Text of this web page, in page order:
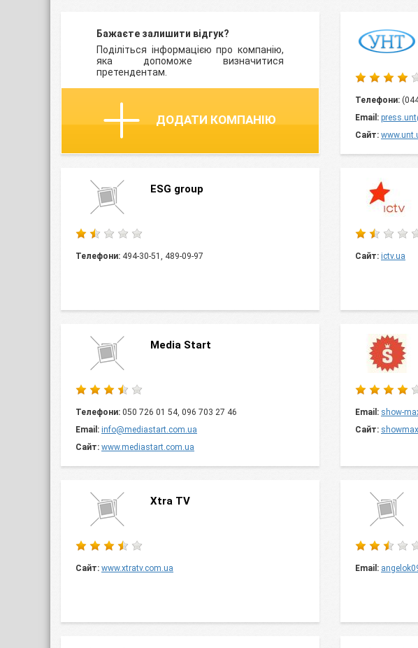
Бажаєте залишити відгук?
Поділіться інформацією про компанію,
яка допоможе визначитися
претендентам.
ДОДАТИ КОМПАНІЮ
Телефони:
Email:
Сайт:
ESG group
Телефони: 494-30-51, 489-09-97 Сайт: ictv.ua
Media Start
Телефони: 050 726 01 54, 096 703 27 46
Email: info@mediastart.com.ua
Сайт: www.mediastart.com.ua
Email: show-
Сайт:
Xtra TV
Сайт: www.xtratv.com.ua Email: